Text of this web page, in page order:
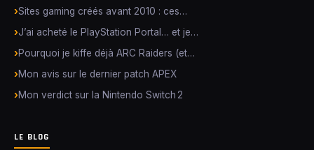
Sites gaming créés avant 2010 : ces…
J’ai acheté le PlayStation Portal… et je…
Pourquoi je kiffe déjà ARC Raiders (et…
Mon avis sur le dernier patch APEX
Mon verdict sur la Nintendo Switch 2
LE BLOG